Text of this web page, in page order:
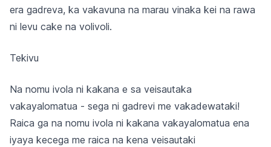
era gadreva, ka vakavuna na marau vinaka kei na rawa
ni levu cake na volivoli.
Tekivu
Na nomu ivola ni kakana e sa veisautaka
vakayalomatua - sega ni gadrevi me vakadewataki!
Raica ga na nomu ivola ni kakana vakayalomatua ena
iyaya kecega me raica na kena veisautaki